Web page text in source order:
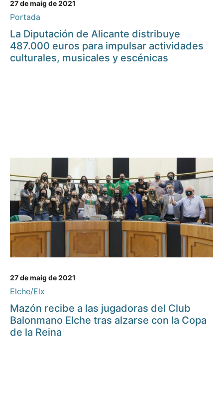
27 de maig de 2021
Portada
La Diputación de Alicante distribuye
487.000 euros para impulsar actividades
culturales, musicales y escénicas
27 de maig de 2021
Elche/Elx
Mazón recibe a las jugadoras del Club
Balonmano Elche tras alzarse con la Copa
de la Reina